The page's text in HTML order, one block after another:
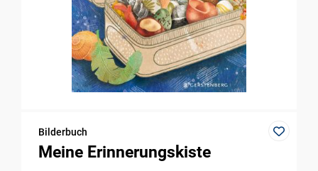
Bilderbuch
Meine Erinnerungskiste